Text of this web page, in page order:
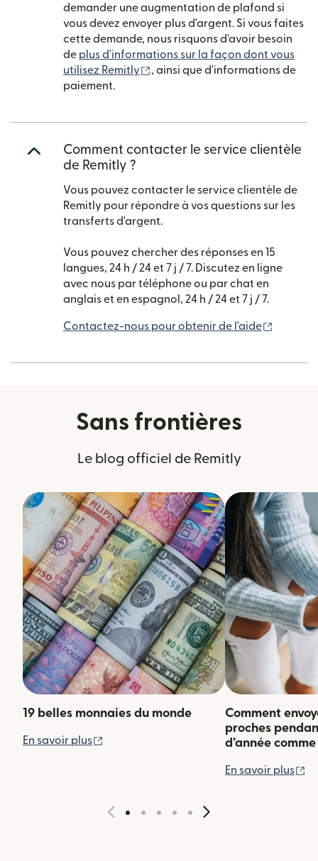
demander une augmentation de plafond si
vous devez envoyer plus d'argent. Si vous faites
cette demande, nous risquons d'avoir besoin
de plus d'informations sur la façon dont vous
utilisez Remitly
(s'ouvre dans une nouvelle
, ainsi que d'informations de
paiement.
Comment contacter le service clientèle
de Remitly ?
Vous pouvez contacter le service clientèle de
Remitly pour répondre à vos questions sur les
transferts d'argent.
Vous pouvez chercher des réponses en 15
langues, 24 h / 24 et 7 j / 7. Discutez en ligne
avec nous par téléphone ou par chat en
anglais et en espagnol, 24 h / 24 et 7 j / 7.
Contactez-nous pour obtenir de l'aide
Sans frontières
Le blog officiel de Remitly
19 belles monnaies du monde
En savoir plus (s'ouvre dans une nouvelle fenêtre)
Comment
proches
d’année
En savoir plus